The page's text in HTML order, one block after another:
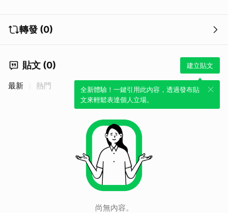
轉發 (0)
貼文 (0) 建立貼文
全新體驗！一鍵引用此內容，透過發布貼
文來輕鬆表達個人立場。
最新 熱門
尚無內容。
取消